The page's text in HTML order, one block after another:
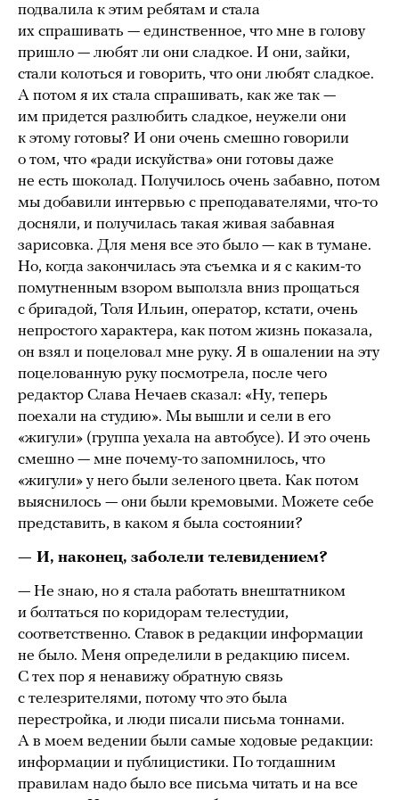
подвалила к этим ребятам и стала
их спрашивать — единственное, что мне в голову
пришло — любят ли они сладкое. И они, зайки,
стали колоться и говорить, что они любят сладкое.
А потом я их стала спрашивать, как же так —
им придется разлюбить сладкое, неужели они
к этому готовы? И они очень смешно говорили
о том, что «ради искуйства» они готовы даже
не есть шоколад. Получилось очень забавно, потом
мы добавили интервью с преподавателями, что-то
досняли, и получилась такая живая забавная
зарисовка. Для меня все это было — как в тумане.
Но, когда закончилась эта съемка и я с каким-то
помутненным взором выползла вниз прощаться
с бригадой, Толя Ильин, оператор, кстати, очень
непростого характера, как потом жизнь показала,
он взял и поцеловал мне руку. Я в ошалении на эту
поцелованную руку посмотрела, после чего
редактор Слава Нечаев сказал: «Ну, теперь
поехали на студию». Мы вышли и сели в его
«жигули» (группа уехала на автобусе). И это очень
смешно — мне почему-то запомнилось, что
«жигули» у него были зеленого цвета. Как потом
выяснилось — они были кремовыми. Можете себе
представить, в каком я была состоянии?
— И, наконец, заболели телевидением?
— Не знаю, но я стала работать внештатником
и болтаться по коридорам телестудии,
соответственно. Ставок в редакции информации
не было. Меня определили в редакцию писем.
С тех пор я ненавижу обратную связь
с телезрителями, потому что это была
перестройка, и люди писали письма тоннами.
А в моем ведении были самые ходовые редакции:
информации и публицистики. По тогдашним
правилам надо было все письма читать и на все